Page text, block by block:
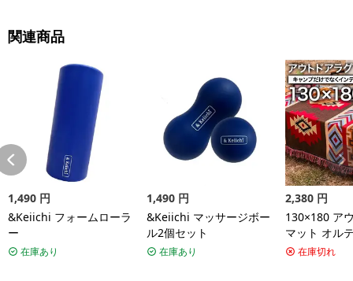
関連商品
1,490 円
&Keiichi フォームローラ
ー
在庫あり
1,490 円
&Keiichi マッサージボー
ル2個セット
在庫あり
2,380 円
130×180 ア
マット オル
リア アメリ
在庫切れ